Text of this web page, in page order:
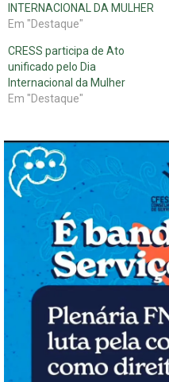
INTERNACIONAL DA MULHER
Em "Destaque"
CRESS participa de Ato
unificado pelo Dia
Internacional da Mulher
Em "Destaque"